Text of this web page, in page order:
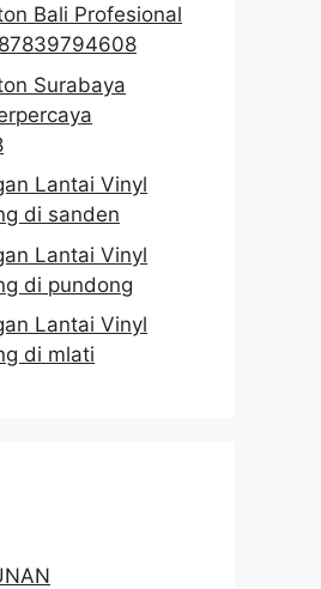
Bali Profesional
Surabaya
Lantai Vinyl
di sanden
Lantai Vinyl
di pundong
Lantai Vinyl
di mlati